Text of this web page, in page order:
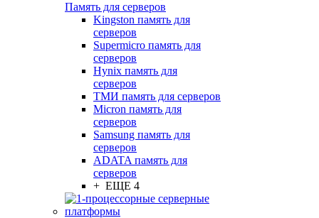
Память для серверов
Kingston память для
серверов
Supermicro память для
серверов
Hynix память для
серверов
ТМИ память для серверов
Micron память для
серверов
Samsung память для
серверов
ADATA память для
серверов
+ ЕЩЕ 4